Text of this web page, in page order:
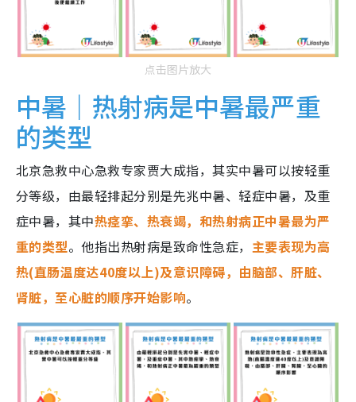
点击图片放大
中暑｜热射病是中暑最严重
的类型
北京急救中心急救专家贾大成指，其实中暑可以按轻重
分等级，由最轻排起分别是先兆中暑、轻症中暑，及重
症中暑，其中热痉挛、热衰竭，和热射病正中暑最为严
重的类型。他指出热射病是致命性急症， 主要表现为高
热(直肠温度达40度以上)及意识障碍，由脑部、肝脏、
肾脏，至心脏的顺序开始影响。